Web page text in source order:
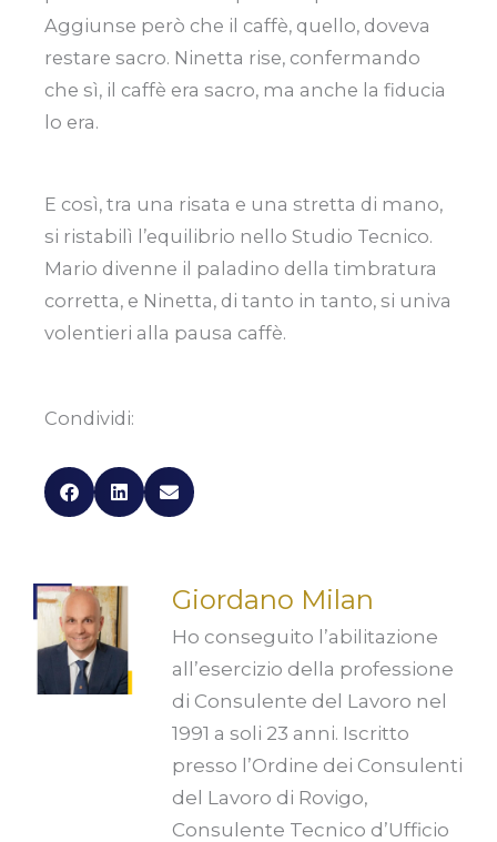
Aggiunse però che il caffè, quello, doveva
restare sacro. Ninetta rise, confermando
che sì, il caffè era sacro, ma anche la fiducia
lo era.
E così, tra una risata e una stretta di mano,
si ristabilì l’equilibrio nello Studio Tecnico.
Mario divenne il paladino della timbratura
corretta, e Ninetta, di tanto in tanto, si univa
volentieri alla pausa caffè.
Condividi:
Giordano Milan
Ho conseguito l’abilitazione
all’esercizio della professione
di Consulente del Lavoro nel
1991 a soli 23 anni. Iscritto
presso l’Ordine dei Consulenti
del Lavoro di Rovigo,
Consulente Tecnico d’Ufficio